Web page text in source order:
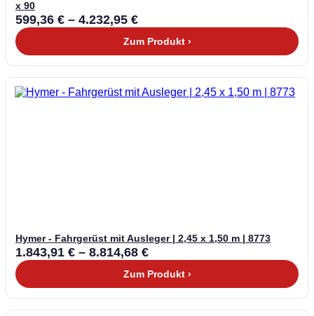
x 90
599,36 € – 4.232,95 €
Zum Produkt ›
Hymer - Fahrgerüst mit Ausleger | 2,45 x 1,50 m | 8773
1.843,91 € – 8.814,68 €
Zum Produkt ›